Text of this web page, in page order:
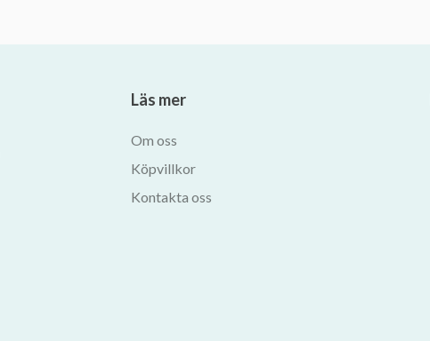
Läs mer
Om oss
Köpvillkor
Kontakta oss